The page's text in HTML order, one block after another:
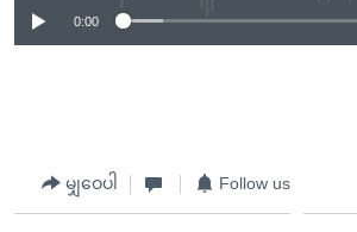
0:00
မျှဝေပါ Follow us